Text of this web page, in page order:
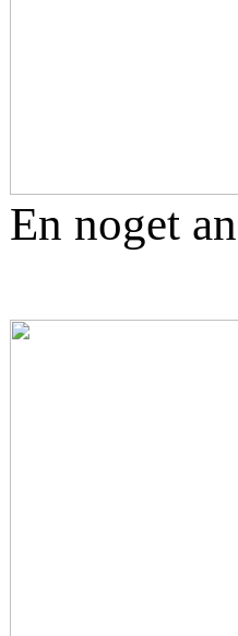
En noget